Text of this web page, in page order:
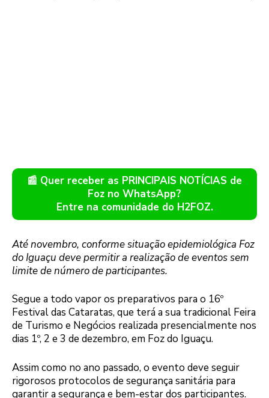
📰 Quer receber as PRINCIPAIS NOTÍCIAS de
Foz no WhatsApp?
Entre na comunidade do H2FOZ.
Até novembro, conforme situação epidemiológica Foz
do Iguaçu deve permitir a realização de eventos sem
limite de número de participantes.
Segue a todo vapor os preparativos para o 16º
Festival das Cataratas, que terá a sua tradicional Feira
de Turismo e Negócios realizada presencialmente nos
dias 1º, 2 e 3 de dezembro, em Foz do Iguaçu.
Assim como no ano passado, o evento deve seguir
rigorosos protocolos de segurança sanitária para
garantir a segurança e bem-estar dos participantes.